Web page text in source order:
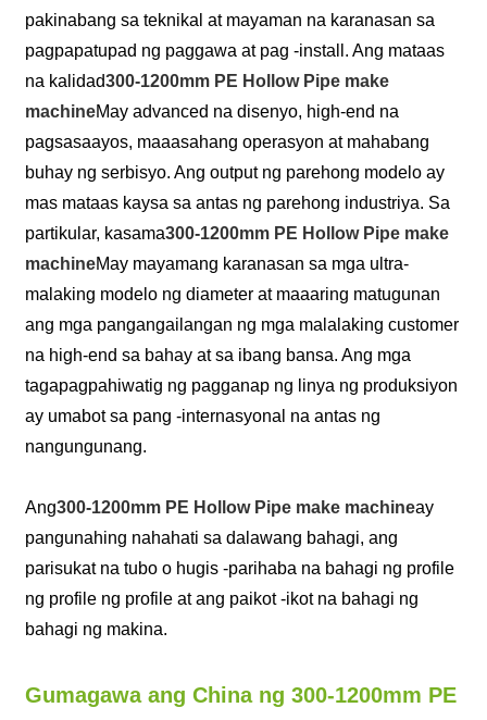
pakinabang sa teknikal at mayaman na karanasan sa
pagpapatupad ng paggawa at pag -install. Ang mataas
na kalidad300-1200mm PE Hollow Pipe make
machineMay advanced na disenyo, high-end na
pagsasaayos, maaasahang operasyon at mahabang
buhay ng serbisyo. Ang output ng parehong modelo ay
mas mataas kaysa sa antas ng parehong industriya. Sa
partikular, kasama300-1200mm PE Hollow Pipe make
machineMay mayamang karanasan sa mga ultra-
malaking modelo ng diameter at maaaring matugunan
ang mga pangangailangan ng mga malalaking customer
na high-end sa bahay at sa ibang bansa. Ang mga
tagapagpahiwatig ng pagganap ng linya ng produksiyon
ay umabot sa pang -internasyonal na antas ng
nangungunang.
Ang300-1200mm PE Hollow Pipe make machineay
pangunahing nahahati sa dalawang bahagi, ang
parisukat na tubo o hugis -parihaba na bahagi ng profile
ng profile ng profile at ang paikot -ikot na bahagi ng
bahagi ng makina.
Gumagawa ang China ng 300-1200mm PE